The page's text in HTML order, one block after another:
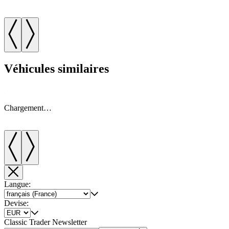
Véhicules similaires
Chargement…
Langue:
Devise:
Classic Trader Newsletter